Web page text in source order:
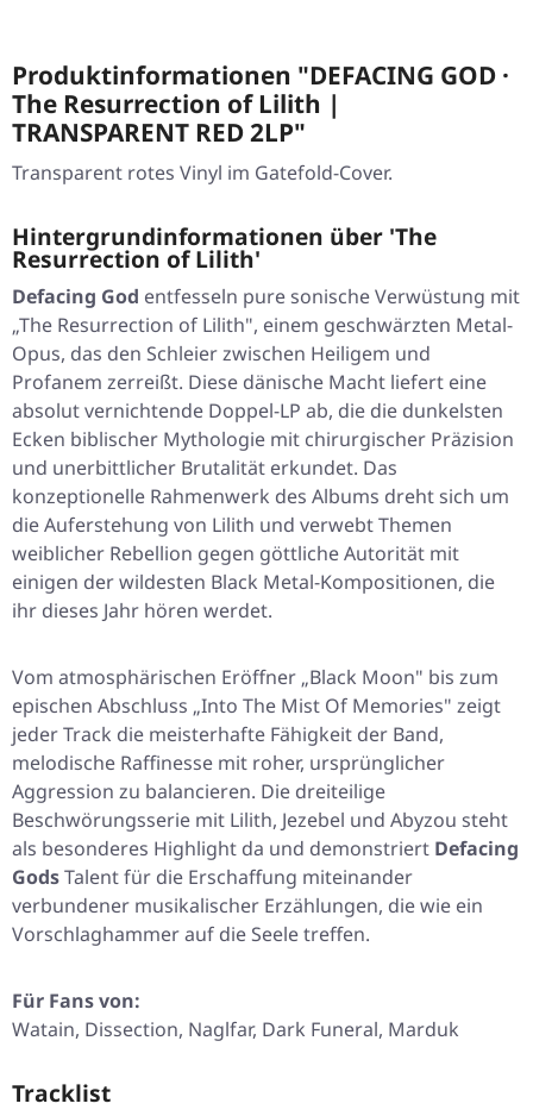
Produktinformationen "DEFACING GOD ·
The Resurrection of Lilith |
TRANSPARENT RED 2LP"
Transparent rotes Vinyl im Gatefold-Cover.
Hintergrundinformationen über 'The
Resurrection of Lilith'
Defacing God entfesseln pure sonische Verwüstung mit
„The Resurrection of Lilith", einem geschwärzten Metal-
Opus, das den Schleier zwischen Heiligem und
Profanem zerreißt. Diese dänische Macht liefert eine
absolut vernichtende Doppel-LP ab, die die dunkelsten
Ecken biblischer Mythologie mit chirurgischer Präzision
und unerbittlicher Brutalität erkundet. Das
konzeptionelle Rahmenwerk des Albums dreht sich um
die Auferstehung von Lilith und verwebt Themen
weiblicher Rebellion gegen göttliche Autorität mit
einigen der wildesten Black Metal-Kompositionen, die
ihr dieses Jahr hören werdet.
Vom atmosphärischen Eröffner „Black Moon" bis zum
epischen Abschluss „Into The Mist Of Memories" zeigt
jeder Track die meisterhafte Fähigkeit der Band,
melodische Raffinesse mit roher, ursprünglicher
Aggression zu balancieren. Die dreiteilige
Beschwörungsserie mit Lilith, Jezebel und Abyzou steht
als besonderes Highlight da und demonstriert Defacing
GodsTalent für die Erschaffung miteinander
verbundener musikalischer Erzählungen, die wie ein
Vorschlaghammer auf die Seele treffen.
Für Fans von:
Watain, Dissection, Naglfar, Dark Funeral, Marduk
Tracklist